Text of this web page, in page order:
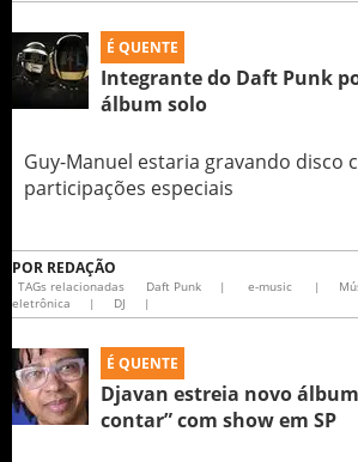
É QUENTE
Integrante do Daft Punk
álbum solo
Guy-Manuel estaria gravando disco
participações especiais
POR REDAÇÃO
TAGs relacionadas Daft Punk | e-music |
eletrônica
| DJ |
É QUENTE
Djavan estreia novo
contar” com show em SP